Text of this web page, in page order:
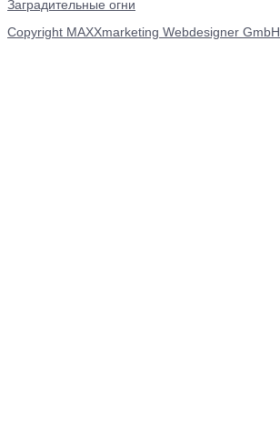
Заградительные огни
Copyright MAXXmarketing Webdesigner GmbH